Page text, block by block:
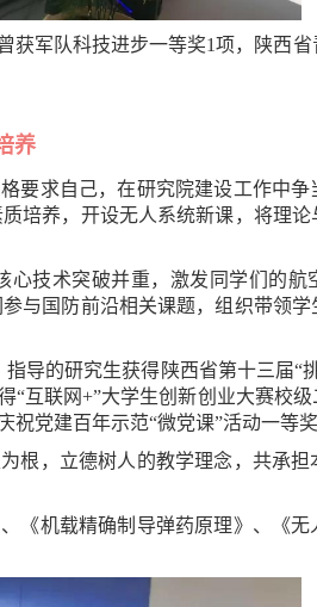
军队科技进步一等奖1项，陕西
养
要求自己，在研究院建设工作中
培养，开设无人系统新课，将理
技术突破并重，激发同学们的航
与国防前沿相关课题，组织带领
导的研究生获得陕西省第十三届“
“互联网+”大学生创新创业大赛校
党建百年示范“微党课”活动一等奖
根，立德树人的教学理念，共承担
《机载精确制导弹药原理》、《